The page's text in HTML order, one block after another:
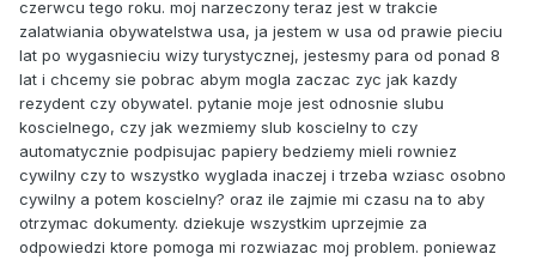
czerwcu tego roku. moj narzeczony teraz jest w trakcie
zalatwiania obywatelstwa usa, ja jestem w usa od prawie pieciu
lat po wygasnieciu wizy turystycznej, jestesmy para od ponad 8
lat i chcemy sie pobrac abym mogla zaczac zyc jak kazdy
rezydent czy obywatel. pytanie moje jest odnosnie slubu
koscielnego, czy jak wezmiemy slub koscielny to czy
automatycznie podpisujac papiery bedziemy mieli rowniez
cywilny czy to wszystko wyglada inaczej i trzeba wziasc osobno
cywilny a potem koscielny? oraz ile zajmie mi czasu na to aby
otrzymac dokumenty. dziekuje wszystkim uprzejmie za
odpowiedzi ktore pomoga mi rozwiazac moj problem. poniewaz